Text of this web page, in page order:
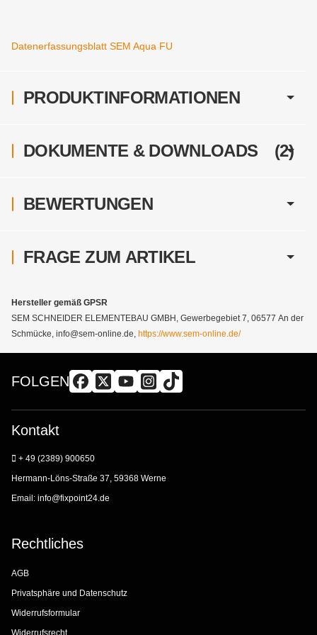
PRODUKTINFORMATIONEN
Datenerfassungsblatt SEM Aqua FU
DOKUMENTE & DOWNLOADS (2)
BEWERTUNGEN
FRAGE ZUM ARTIKEL
Hersteller gemäß GPSR
SEM SCHNEIDER ELEMENTEBAU GMBH, Gewerbegebiet 7, 06577 An der
Schmücke, info@sem-online.de, https://www.sem-online.de/
FOLGEN
Kontakt
+ 49 (2389) 900650
Hermann-Löns-Straße 37, 59368 Werne
Email: info@fixpoint24.de
Rechtliches
AGB
Privatsphäre und Datenschutz
Widerrufsformular
Widerrufsrecht